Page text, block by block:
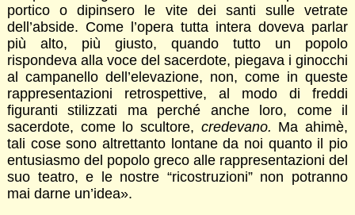
portico o dipinsero le vite dei santi sulle vetrate
dell’abside. Come l’opera tutta intera doveva parlar
più alto, più giusto, quando tutto un popolo
rispondeva alla voce del sacerdote, piegava i ginocchi
al campanello dell’elevazione, non, come in queste
rappresentazioni retrospettive, al modo di freddi
figuranti stilizzati ma perché anche loro, come il
sacerdote, come lo scultore, credevano. Ma ahimè,
tali cose sono altrettanto lontane da noi quanto il pio
entusiasmo del popolo greco alle rappresentazioni del
suo teatro, e le nostre “ricostruzioni” non potranno
mai darne un’idea».